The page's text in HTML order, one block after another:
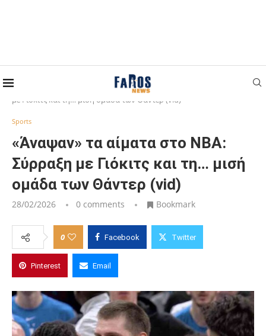
Home
«Άναψαν» τα αίματα στο ΝΒΑ: Σύρραξη
με Γιόκιτς και τη… μισή ομάδα των Θάντερ (vid)
Sports
«Άναψαν» τα αίματα στο ΝΒΑ:
Σύρραξη με Γιόκιτς και τη… μισή
ομάδα των Θάντερ (vid)
28/02/2026 0 comments Bookmark
0 Facebook Twitter
Pinterest Email